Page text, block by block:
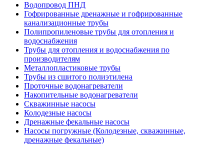
Водопровод ПНД
Гофрированные дренажные и гофрированные
канализационные трубы
Полипропиленовые трубы для отопления и
водоснабжения
Трубы для отопления и водоснабжения по
производителям
Металлопластиковые трубы
Трубы из сшитого полиэтилена
Проточные водонагреватели
Накопительные водонагреватели
Скважинные насосы
Колодезные насосы
Дренажные фекальные насосы
Насосы погружные (Колодезные, скважинные,
дренажные фекальные)